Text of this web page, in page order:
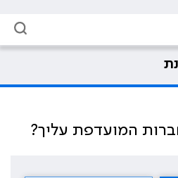
המועדפת עליך?